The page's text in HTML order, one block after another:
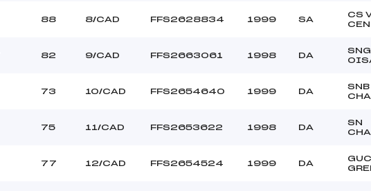
88 8/CAD FFS2628834 1999 SA
CS
82 9/CAD FFS2663061 1998 DA
73 10/CAD FFS2654640 1999 DA
SNB
75 11/CAD FFS2653622 1998 DA
SN
77 12/CAD FFS2654524 1999 DA
GUC